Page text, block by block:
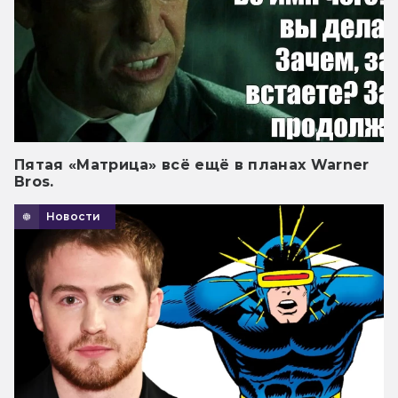
Пятая «Матрица» всё ещё в планах Warner
Bros.
Новости